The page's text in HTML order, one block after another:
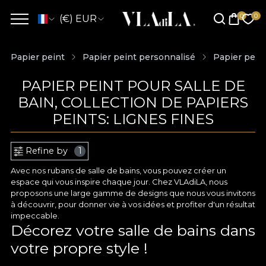
(€) EUR
Papier peint Papier peint personnalisé Papier
PAPIER PEINT POUR SALLE DE
BAIN, COLLECTION DE PAPIERS
PEINTS: LIGNES FINES
Refine by 1
Avec nos rubans de salle de bains, vous pouvez créer un
espace qui vous inspire chaque jour. Chez VLAdiLA, nous
proposons une large gamme de designs que nous vous invitons
à découvrir, pour donner vie à vos idées et profiter d'un résultat
impeccable.
Décorez votre salle de bains dans
votre propre style !